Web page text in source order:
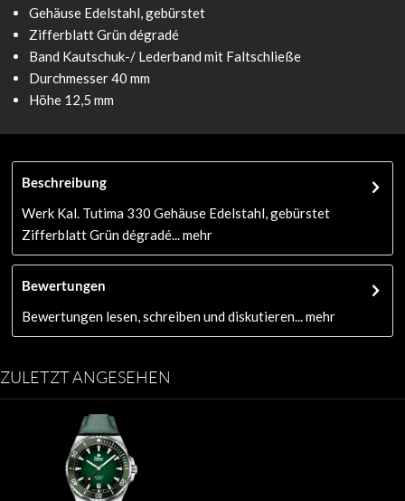
Gehäuse Edelstahl, gebürstet
Zifferblatt Grün dégradé
Band Kautschuk-/ Lederband mit Faltschließe
Durchmesser 40 mm
Höhe 12,5 mm
Beschreibung
Werk Kal. Tutima 330 Gehäuse Edelstahl, gebürstet
Zifferblatt Grün dégradé...
mehr
Bewertungen
Bewertungen lesen, schreiben und diskutieren...
mehr
ZULETZT ANGESEHEN